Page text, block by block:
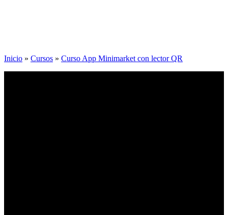
Inicio » Cursos » Curso App Minimarket con lector QR